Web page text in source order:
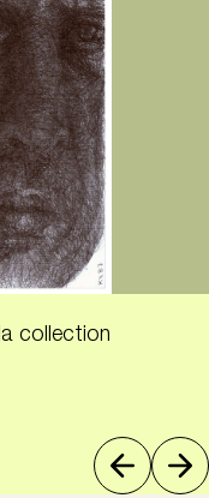
collection